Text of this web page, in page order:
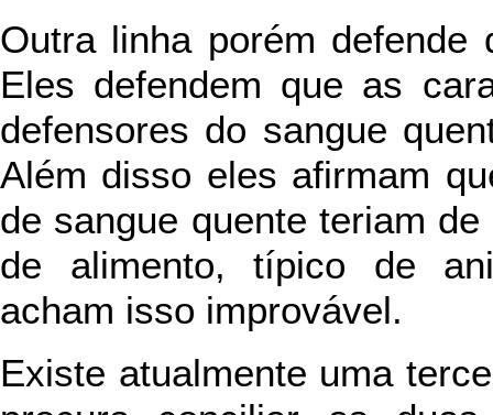
Outra linha porém defende
Eles defendem que as
defensores do sangue
Além disso eles afirmam
de sangue quente teriam
de alimento, típico de
acham isso improvável.
Existe atualmente uma